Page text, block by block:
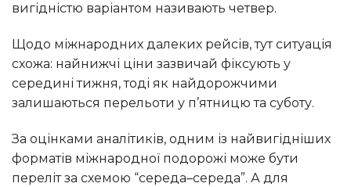
вигідністю варіантом називають четвер.
Щодо міжнародних далеких рейсів, тут ситуація
схожа: найнижчі ціни зазвичай фіксують у
середині тижня, тоді як найдорожчими
залишаються перельоти у п’ятницю та суботу.
За оцінками аналітиків, одним із найвигідніших
форматів міжнародної подорожі може бути
переліт за схемою “середа–середа”. А для